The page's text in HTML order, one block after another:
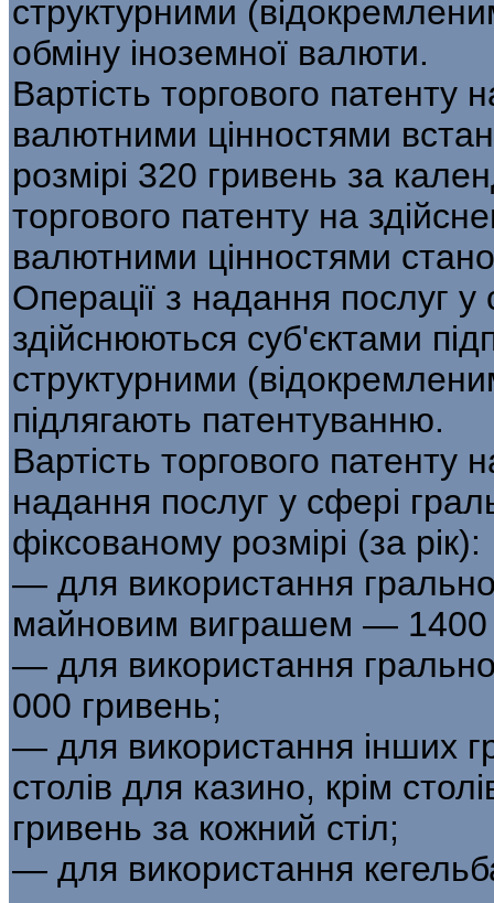
структурними
обміну іноземної валюти.
Вартість торгового патенту
валютними цінностями
розмірі 320 гривень за
торгового патенту на
валютними цінностями
Операції з надання послуг у
здійснюються суб'єктами
структурними
підлягають патентуванню.
Вартість торгового патенту
надання послуг у сфері
фіксованому розмірі (за рік):
— для використання
майновим виграшем — 1400
— для використання
000 гривень;
— для використання інших
столів для казино, крім
гривень за кожний стіл;
— для використання